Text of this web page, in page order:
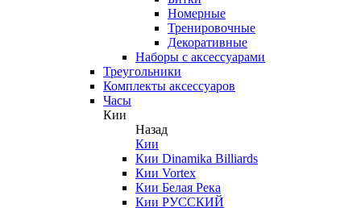
Номерные
Тренировочные
Декоративные
Наборы с аксессуарами
Треугольники
Комплекты аксессуаров
Часы
Кии
Назад
Кии
Кии Dinamika Billiards
Кии Vortex
Кии Белая Река
Кии РУССКИЙ